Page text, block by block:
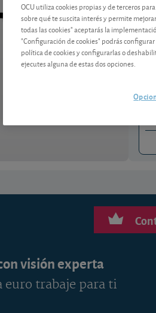
El
visión experta
euro trabaje para ti
OCU utiliza cookies propias y de terceros
sobre qué te suscita interés y permite
todas las cookies" aceptarás la
"Configuración de cookies" podrás
política de cookies y configurarlas o
ejecutes alguna de estas dos opciones.